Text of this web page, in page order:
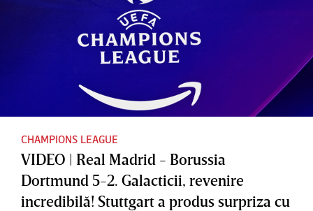
CHAMPIONS LEAGUE
VIDEO | Real Madrid - Borussia
Dortmund 5-2. Galacticii, revenire
incredibilă! Stuttgart a produs surpriza cu